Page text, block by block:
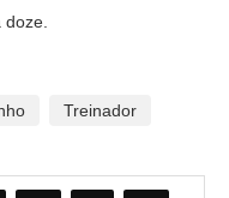
doze.
Treinador